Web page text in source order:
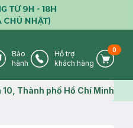
Warranty Icon
Bảo
hành
Phone Icon
Hỗ trợ
khách hàng
Cart
0
Map icon
10, Thành phố Hồ Chí Minh